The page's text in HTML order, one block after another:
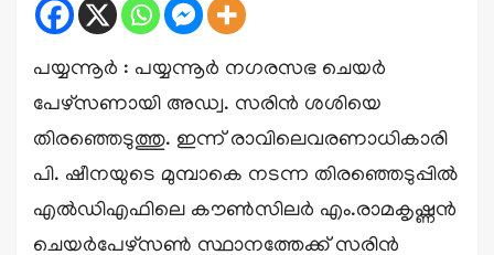
പയ്യന്നൂർ : പയ്യന്നൂർ നഗരസഭ ചെയർ
പേഴ്സണായി അഡ്വ. സരിൻ ശശിയെ
തിരഞ്ഞെടുത്തു. ഇന്ന് രാവിലെവരണാധികാരി
പി. ഷീനയുടെ മുമ്പാകെ നടന്ന തിരഞ്ഞെടുപ്പിൽ
എൽഡിഎഫിലെ കൗൺസിലർ എം.രാമകൃഷ്ണൻ
ചെയർപേഴ്സൺ സ്ഥാനത്തേക്ക് സരിൻ